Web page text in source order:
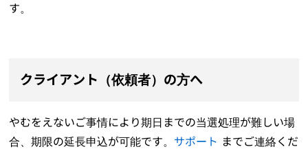
す。
クライアント（依頼者）の方へ
やむをえないご事情により期日までの当選処理が難しい場
合、期限の延長申込が可能です。 サポート までご連絡くだ